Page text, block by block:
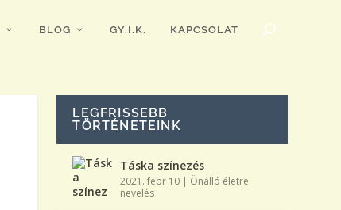
BLOG GY.I.K. KAPCSOLAT
LEGFRISSEBB
TÖRTÉNETEINK
Táska színezés
2021. febr 10 | Önálló életre
nevelés